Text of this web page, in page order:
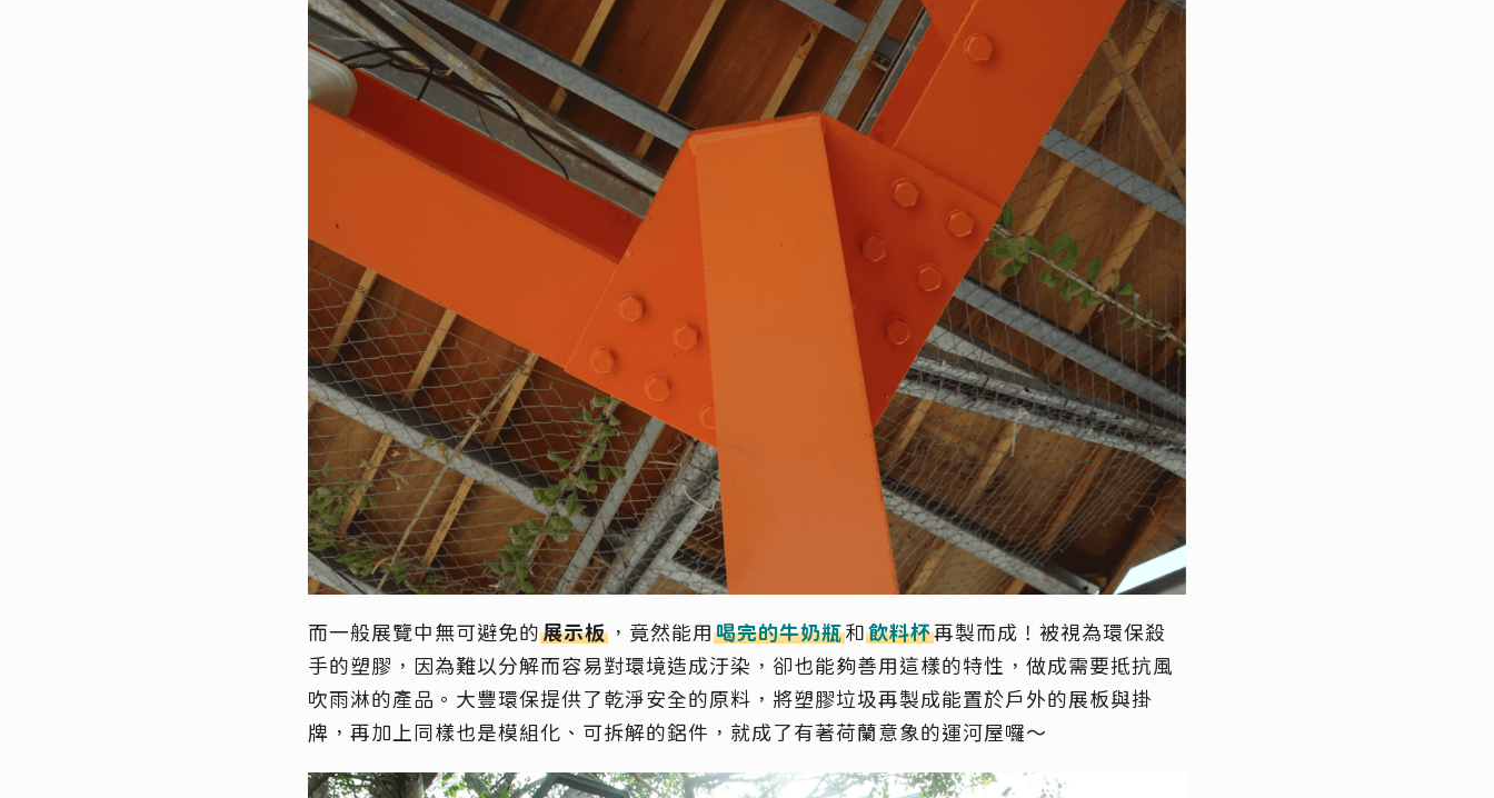
而一般展覽中無可避免的展示板，竟然能用 喝完的牛奶瓶和飲料杯再製而成！被視為環保殺
手的塑膠，因為難以分解而容易對環境造成汙染，卻也能夠善用這樣的特性，做成需要抵抗風
吹雨淋的產品。大豐環保提供了乾淨安全的原料，將塑膠垃圾再製成能置於戶外的展板與掛
牌，再加上同樣也是模組化、可拆解的鋁件，就成了有著荷蘭意象的運河屋囉～